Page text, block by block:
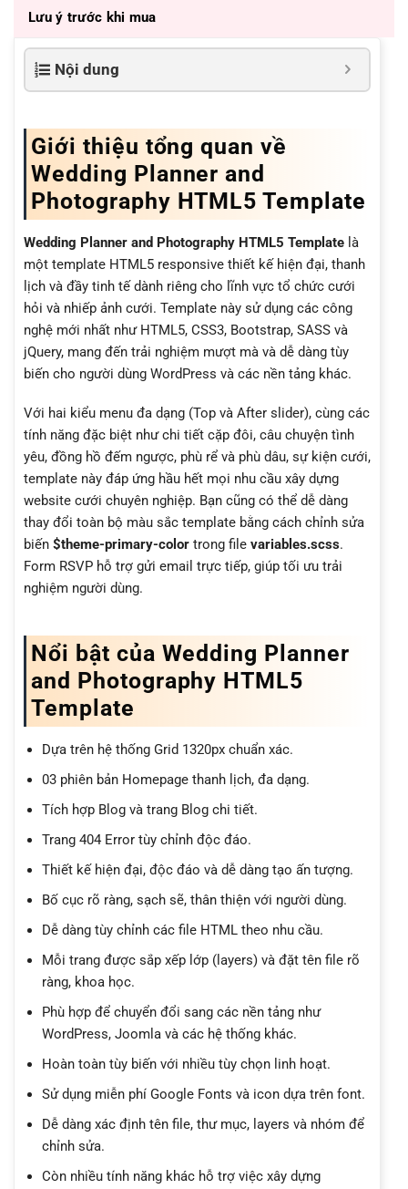
Lưu ý trước khi mua
Nội dung
Giới thiệu tổng quan về
Wedding Planner and
Photography HTML5 Template
Wedding Planner and Photography HTML5 Template là
một template HTML5 responsive thiết kế hiện đại, thanh
lịch và đầy tinh tế dành riêng cho lĩnh vực tổ chức cưới
hỏi và nhiếp ảnh cưới. Template này sử dụng các công
nghệ mới nhất như HTML5, CSS3, Bootstrap, SASS và
jQuery, mang đến trải nghiệm mượt mà và dễ dàng tùy
biến cho người dùng WordPress và các nền tảng khác.
Với hai kiểu menu đa dạng (Top và After slider), cùng các
tính năng đặc biệt như chi tiết cặp đôi, câu chuyện tình
yêu, đồng hồ đếm ngược, phù rể và phù dâu, sự kiện cưới,
template này đáp ứng hầu hết mọi nhu cầu xây dựng
website cưới chuyên nghiệp. Bạn cũng có thể dễ dàng
thay đổi toàn bộ màu sắc template bằng cách chỉnh sửa
biến $theme-primary-color trong file variables.scss.
Form RSVP hỗ trợ gửi email trực tiếp, giúp tối ưu trải
nghiệm người dùng.
Nổi bật của Wedding Planner
and Photography HTML5
Template
Dựa trên hệ thống Grid 1320px chuẩn xác.
03 phiên bản Homepage thanh lịch, đa dạng.
Tích hợp Blog và trang Blog chi tiết.
Trang 404 Error tùy chỉnh độc đáo.
Thiết kế hiện đại, độc đáo và dễ dàng tạo ấn tượng.
Bố cục rõ ràng, sạch sẽ, thân thiện với người dùng.
Dễ dàng tùy chỉnh các file HTML theo nhu cầu.
Mỗi trang được sắp xếp lớp (layers) và đặt tên file rõ
ràng, khoa học.
Phù hợp để chuyển đổi sang các nền tảng như
WordPress, Joomla và các hệ thống khác.
Hoàn toàn tùy biến với nhiều tùy chọn linh hoạt.
Sử dụng miễn phí Google Fonts và icon dựa trên font.
Dễ dàng xác định tên file, thư mục, layers và nhóm để
chỉnh sửa.
Còn nhiều tính năng khác hỗ trợ việc xây dựng